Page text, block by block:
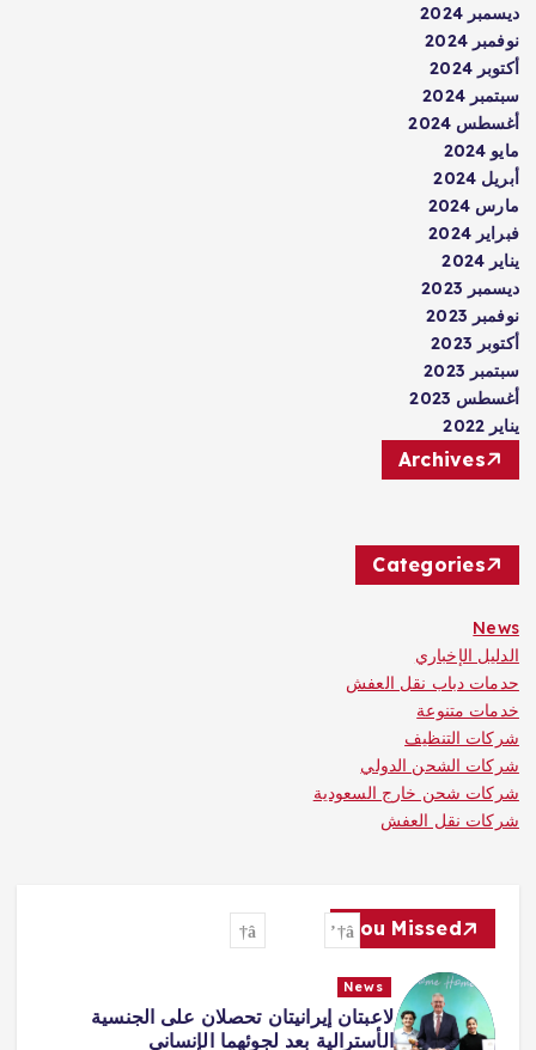
ديسمبر 2024
نوفمبر 2024
أكتوبر 2024
سبتمبر 2024
أغسطس 2024
مايو 2024
أبريل 2024
مارس 2024
فبراير 2024
يناير 2024
ديسمبر 2023
نوفمبر 2023
أكتوبر 2023
سبتمبر 2023
أغسطس 2023
يناير 2022
Archives
Categories
News
الدليل الإخباري
حدمات دباب نقل العفش
خدمات متنوعة
شركات التنظيف
شركات الشحن الدولي
شركات شحن خارج السعودية
شركات نقل العفش
You Missed
News
طرابزون يكتب صفحة جديدة مع صلاح…
استقبال أسطوري وشغف لا يوصف